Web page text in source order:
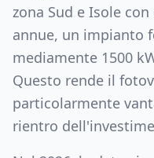
zona Sud e Isole con
annue, un impianto
mediamente 1500
Questo rende il
particolarmente
rientro